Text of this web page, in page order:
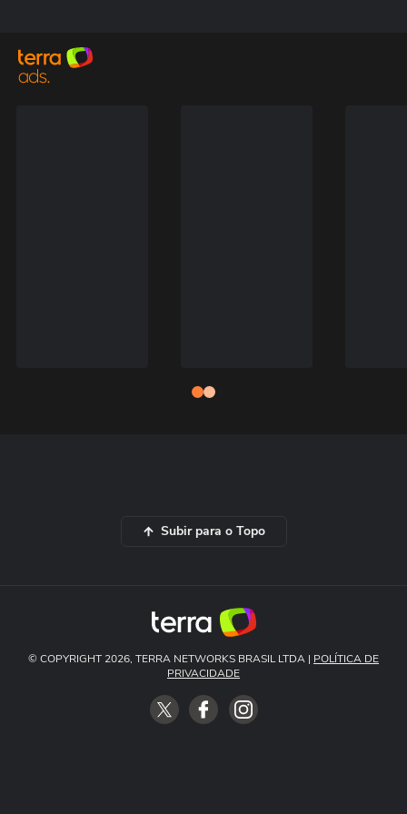
Subir para o Topo
© COPYRIGHT 2026, TERRA NETWORKS BRASIL LTDA | POLÍTICA DE
PRIVACIDADE